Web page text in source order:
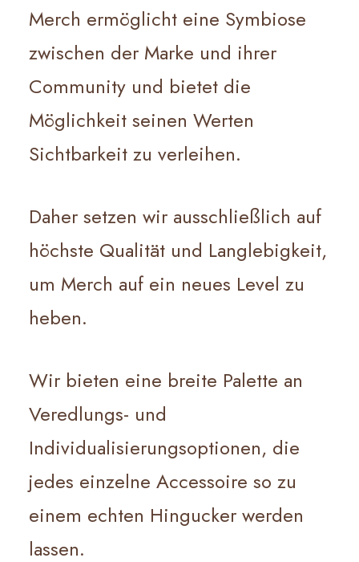
Merch ermöglicht eine Symbiose
zwischen der Marke und ihrer
Community und bietet die
Möglichkeit seinen Werten
Sichtbarkeit zu verleihen.
Daher setzen wir ausschließlich auf
höchste Qualität und Langlebigkeit,
um Merch auf ein neues Level zu
heben.
Wir bieten eine breite Palette an
Veredlungs- und
Individualisierungsoptionen, die
jedes einzelne Accessoire so zu
einem echten Hingucker werden
lassen.